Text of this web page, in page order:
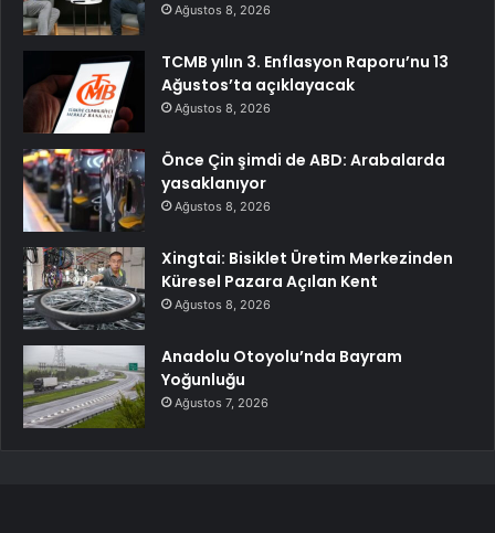
Ağustos 8, 2026
TCMB yılın 3. Enflasyon Raporu’nu 13
Ağustos’ta açıklayacak
Ağustos 8, 2026
Önce Çin şimdi de ABD: Arabalarda
yasaklanıyor
Ağustos 8, 2026
Xingtai: Bisiklet Üretim Merkezinden
Küresel Pazara Açılan Kent
Ağustos 8, 2026
Anadolu Otoyolu’nda Bayram
Yoğunluğu
Ağustos 7, 2026